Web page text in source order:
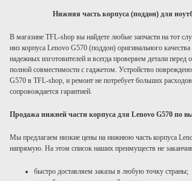
Нижняя часть корпуса (поддон) для
В магазине TFL-shop вы найдете любые запчасти на тот
низ корпуса Lenovo G570 (поддон) оригинального
надежных изготовителей и всегда проверяем детали
полной совместимости с гаджетом. Устройство
G570 в TFL-shop, и ремонт не потребует больших
сопровождается гарантией.
Продажа нижней части корпуса для Lenovo G570 по
Мы предлагаем низкие цены на нижнюю часть корпуса
напрямую. На этом список наших преимуществ не
быстро доставляем заказы в любую точку страны;